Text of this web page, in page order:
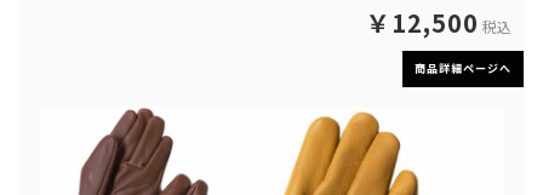
￥12,500 税込
商品詳細ページへ